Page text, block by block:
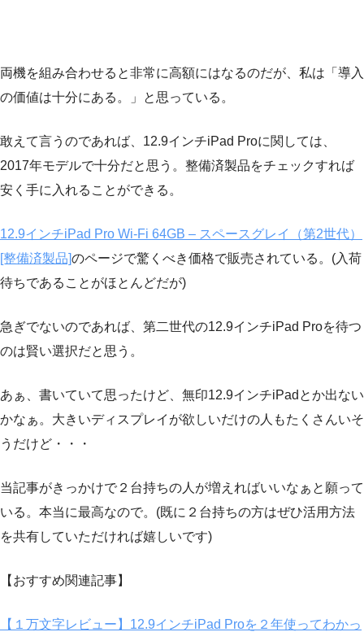
両機を組み合わせると非常に高額にはなるのだが、私は「導入
の価値は十分にある。」と思っている。
敢えて言うのであれば、12.9インチiPad Proに関しては、
2017年モデルで十分だと思う。整備済製品をチェックすれば
安く手に入れることができる。
12.9インチiPad Pro Wi-Fi 64GB – スペースグレイ（第2世代）
[整備済製品]のページで驚くべき価格で販売されている。(入荷
待ちであることがほとんどだが)
急ぎでないのであれば、第二世代の12.9インチiPad Proを待つ
のは賢い選択だと思う。
あぁ、書いていて思ったけど、無印12.9インチiPadとか出ない
かなぁ。大きいディスプレイが欲しいだけの人もたくさんいそ
うだけど・・・
当記事がきっかけで２台持ちの人が増えればいいなぁと願って
いる。本当に最高なので。(既に２台持ちの方はぜひ活用方法
を共有していただければ嬉しいです)
【おすすめ関連記事】
【１万文字レビュー】12.9インチiPad Proを２年使ってわかっ